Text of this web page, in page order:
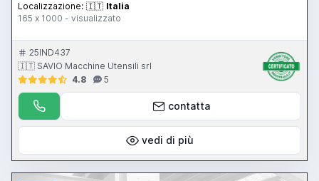
Localizzazione: 🇮🇹 Italia
165 x 1000 - visualizzato
25IND437
🇮🇹 SAVIO Macchine Utensili srl
4.8
5
contatta
vedi di più